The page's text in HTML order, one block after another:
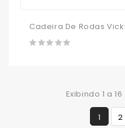
Cadeira De Rodas
Exibindo 1 a
1 2